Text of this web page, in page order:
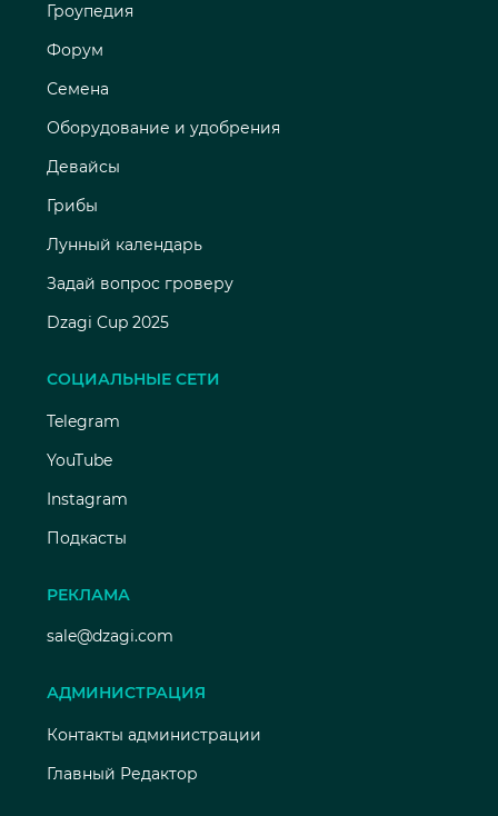
Гроупедия
Форум
Семена
Оборудование и удобрения
Девайсы
Грибы
Лунный календарь
Задай вопрос гроверу
Dzagi Cup 2025
СОЦИАЛЬНЫЕ СЕТИ
Telegram
YouTube
Instagram
Подкасты
РЕКЛАМА
sale@dzagi.com
АДМИНИСТРАЦИЯ
Контакты администрации
Главный Редактор